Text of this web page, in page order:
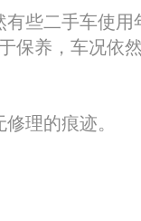
些二手车使用
保养，车况依
理的痕迹。